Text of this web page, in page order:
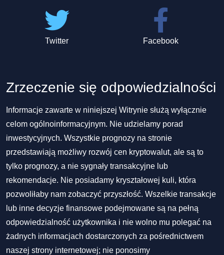
Twitter Facebook
Zrzeczenie się odpowiedzialności
Informacje zawarte w niniejszej Witrynie służą wyłącznie
celom ogólnoinformacyjnym. Nie udzielamy porad
inwestycyjnych. Wszystkie prognozy na stronie
przedstawiają możliwy rozwój cen kryptowalut, ale są to
tylko prognozy, a nie sygnały transakcyjne lub
rekomendacje. Nie posiadamy kryształowej kuli, która
pozwoliłaby nam zobaczyć przyszłość. Wszelkie transakcje
lub inne decyzje finansowe podejmowane są na pełną
odpowiedzialność użytkownika i nie wolno mu polegać na
żadnych informacjach dostarczonych za pośrednictwem
naszej strony internetowej; nie ponosimy